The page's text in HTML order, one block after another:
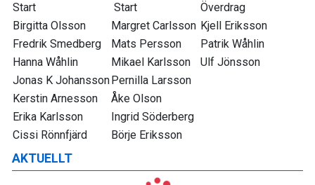
AKTUELLT
Start Start
Överdrag
Birgitta Olsson
Margret Carlsson Kjell Eriksson
Fredrik Smedberg
Mats Persson
Patrik Wåhlin
Hanna Wåhlin
Mikael Karlsson
Ulf Jönsson
Jonas K Johansson Pernilla Larsson
Kerstin Arnesson
Åke Olson
Erika Karlsson
Ingrid Söderberg
Cissi Rönnfjärd
Börje Eriksson